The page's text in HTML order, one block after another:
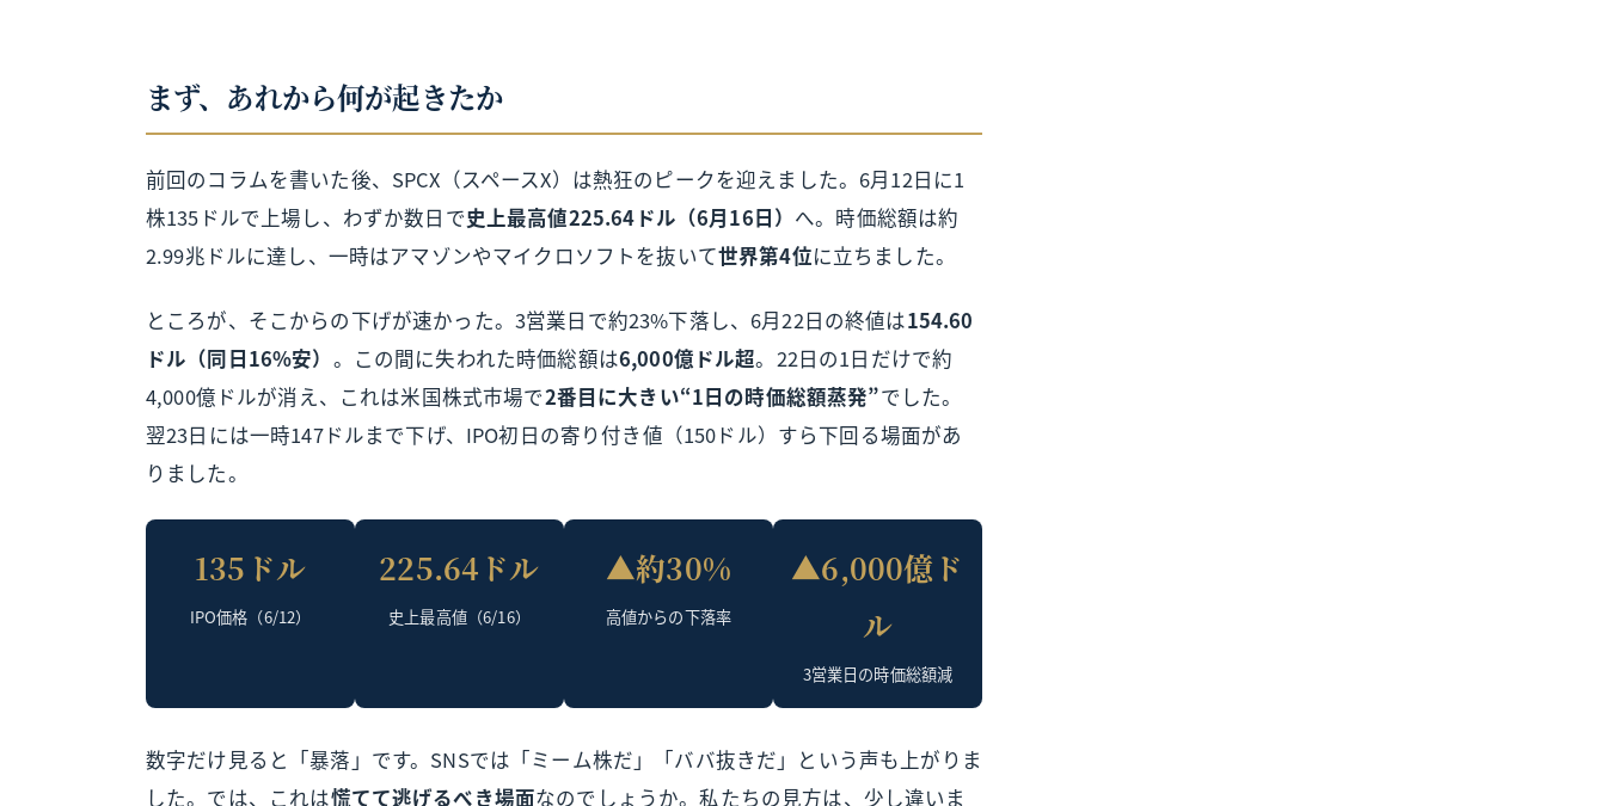
まず、あれから何が起きたか
前回のコラムを書いた後、SPCX（スペースX）は熱狂のピークを迎えました。6月12日に1
株135ドルで上場し、わずか数日で史上最高値225.64ドル（6月16日） へ。時価総額は約
2.99兆ドルに達し、一時はアマゾンやマイクロソフトを抜いて世界第4位に立ちました。
ところが、そこからの下げが速かった。3営業日で約23%下落し、6月22日の終値は154.60
ドル（同日16%安） 。この間に失われた時価総額は6,000億ドル超。22日の1日だけで約
4,000億ドルが消え、これは米国株式市場で2番目に大きい“1日の時価総額蒸発”でした。
翌23日には一時147ドルまで下げ、IPO初日の寄り付き値（150ドル）すら下回る場面があ
りました。
135ドル
IPO価格（6/12）
225.64ドル
史上最高値（6/16）
▲約30%
高値からの下落率
▲6,000億ド
ル
3営業日の時価総額減
数字だけ見ると「暴落」です。SNSでは「ミーム株だ」「ババ抜きだ」という声も上がりま
した。では、これは慌てて逃げるべき場面なのでしょうか。私たちの見方は、少し違いま